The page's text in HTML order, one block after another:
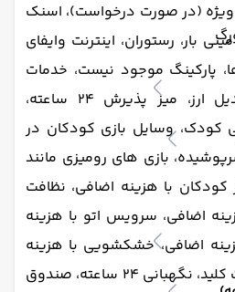
ویژه (در صورت درخواست)، اسنک
بار، رستوران، اینترنت وایفای
پارکینگ موجود نیست، خدمات
دربان، انبار چمدان، تبدیل ارز، میز پذیرش 24 ساعته،
کودک، وسایل بازی کودکان در
بازی های رومیزی مانند
کودکان با هزینه اضافی، نظافت
اضافی، سرویس اتو با هزینه
اضافی، خشکشویی با هزینه
اضافی، دسترسی به کارت کلید، نگهبانی 24 ساعته، صندوق